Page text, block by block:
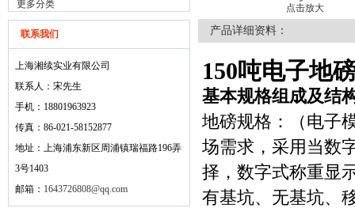
更多分类
联系我们
上海湘续实业有限公司
联系人：宋先生
手机：18801963923
传真：86-021-58152877
地址：上海浦东新区周浦镇瑞福路196弄
3号1403
邮箱： 1643726808@qq.com
点击放大
产品详细资料：
150吨电子地
基本规格组成及结
地磅规格：（电子
场需求，采用当数
择，数字式称重显
有基坑、无基坑、